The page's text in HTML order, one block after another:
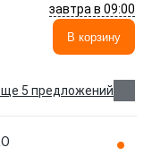
завтра в 09:00
В корзину
5 предложений